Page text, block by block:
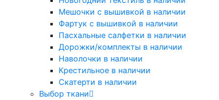
Мешочки с вышивкой в наличии
Фартук с вышивкой в наличии
Пасхальные салфетки в наличии
Дорожки/комплекты в наличии
Наволочки в наличии
Крестильное в наличии
Скатерти в наличии
Выбор ткани